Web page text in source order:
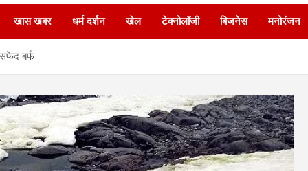
खास खबर धर्म दर्शन खेल टेक्नोलॉजी बिजनेस मनोरंजन
बर्फ